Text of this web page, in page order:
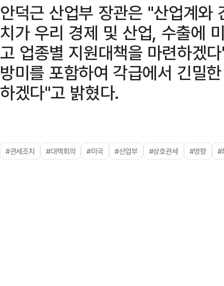
안덕근 산업부 장관은 "산업계와
치가 우리 경제 및 산업, 수출에
고 업종별 지원대책을 마련하겠
방미를 포함하여 각급에서 긴밀
하겠다"고 밝혔다.
#관세조치 #대책회의 #미국 #산업부 #상호관세 #영향 #